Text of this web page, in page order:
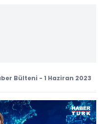
Bülteni - 1 Haziran 2023